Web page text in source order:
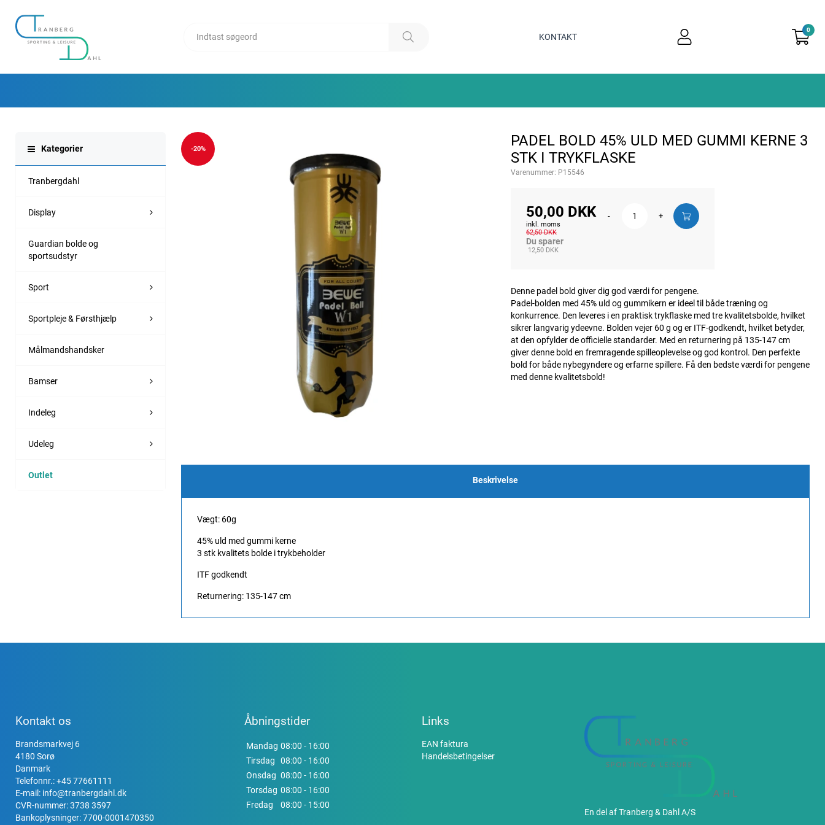
KONTAKT
0
Kategorier
Tranbergdahl
Display
Guardian bolde og
sportsudstyr
Sport
Sportpleje & Førsthjælp
Målmandshandsker
Bamser
Indeleg
Udeleg
Outlet
-20%
PADEL BOLD 45% ULD MED GUMMI KERNE 3
STK I TRYKFLASKE
Varenummer: P15546
50,00 DKK
inkl. moms
62,50 DKK
Du sparer
12,50 DKK
- +
Denne padel bold giver dig god værdi for pengene.
Padel-bolden med 45% uld og gummikern er ideel til både træning og
konkurrence. Den leveres i en praktisk trykflaske med tre kvalitetsbolde, hvilket
sikrer langvarig ydeevne. Bolden vejer 60 g og er ITF-godkendt, hvilket betyder,
at den opfylder de officielle standarder. Med en returnering på 135-147 cm
giver denne bold en fremragende spilleoplevelse og god kontrol. Den perfekte
bold for både nybegyndere og erfarne spillere. Få den bedste værdi for pengene
med denne kvalitetsbold!
Beskrivelse
Vægt: 60g
45% uld med gummi kerne
3 stk kvalitets bolde i trykbeholder
ITF godkendt
Returnering: 135-147 cm
Kontakt os
Brandsmarkvej 6
4180 Sorø
Danmark
Telefonnr.:+45 77661111
E-mail: info@tranbergdahl.dk
CVR-nummer: 3738 3597
Bankoplysninger: 7700-0001470350
Åbningstider
Mandag 08:00 - 16:00
Tirsdag
08:00 - 16:00
Onsdag 08:00 - 16:00
Torsdag 08:00 - 16:00
Fredag
08:00 - 15:00
Links
EAN faktura
Handelsbetingelser
En del af Tranberg & Dahl A/S